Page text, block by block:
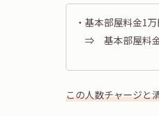
・基本部屋料金1
⇒ 基本部屋料金
この人数チャージと